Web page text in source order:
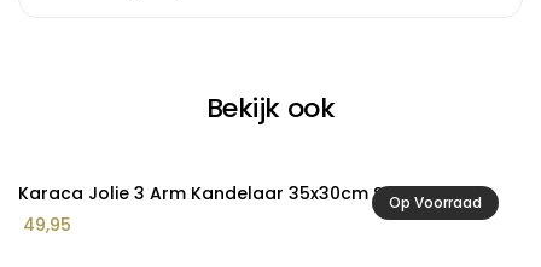
Bekijk ook
Op Voorraad
Karaca Jolie 3 Arm Kandelaar 35x30cm Salmon
49,95